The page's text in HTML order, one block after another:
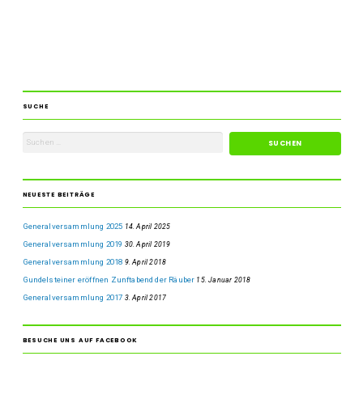
SUCHE
NEUESTE BEITRÄGE
Generalversammlung 2025 14. April 2025
Generalversammlung 2019 30. April 2019
Generalversammlung 2018 9. April 2018
Gundelsteiner eröffnen Zunftabend der Räuber 15. Januar 2018
Generalversammlung 2017 3. April 2017
BESUCHE UNS AUF FACEBOOK